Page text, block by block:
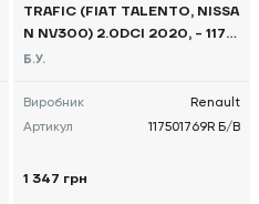
TRAFIC (FIAT TALENTO, NISSA
N NV300) 2.0DCI 2020, - 1175
01769R Б/В
Б.У.
Виробник
Renault
Артикул
117501769R Б/В
1 347 грн